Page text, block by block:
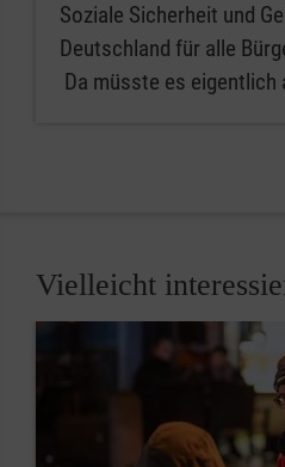
Soziale Sicherheit und
Deutschland für alle
Da müsste es eigentlich
Vielleicht